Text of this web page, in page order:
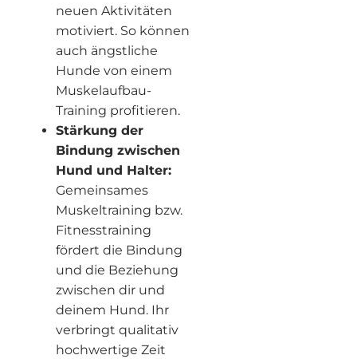
neuen Aktivitäten
motiviert. So können
auch ängstliche
Hunde von einem
Muskelaufbau-
Training profitieren.
Stärkung der
Bindung zwischen
Hund und Halter:
Gemeinsames
Muskeltraining bzw.
Fitnesstraining
fördert die Bindung
und die Beziehung
zwischen dir und
deinem Hund. Ihr
verbringt qualitativ
hochwertige Zeit